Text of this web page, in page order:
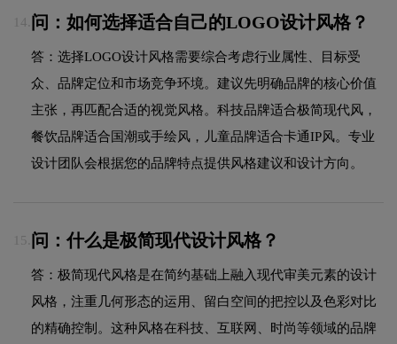
14. 问：如何选择适合自己的LOGO设计风格？
答：选择LOGO设计风格需要综合考虑行业属性、目标受
众、品牌定位和市场竞争环境。建议先明确品牌的核心价值
主张，再匹配合适的视觉风格。科技品牌适合极简现代风，
餐饮品牌适合国潮或手绘风，儿童品牌适合卡通IP风。专业
设计团队会根据您的品牌特点提供风格建议和设计方向。
15. 问：什么是极简现代设计风格？
答：极简现代风格是在简约基础上融入现代审美元素的设计
风格，注重几何形态的运用、留白空间的把控以及色彩对比
的精确控制。这种风格在科技、互联网、时尚等领域的品牌